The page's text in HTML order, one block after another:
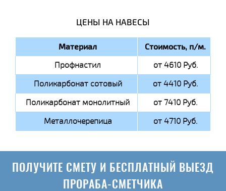
ЦЕНЫ НА НАВЕСЫ
Материал Стоимость, п/м.
Профнастил
от 4610 Руб.
Поликарбонат сотовый
от 4410 Руб.
Поликарбонат монолитный
от 7410 Руб.
Металлочерепица
от 4710 Руб.
ПОЛУЧИТЕ СМЕТУ И БЕСПЛАТНЫЙ ВЫЕЗД
ПРОРАБА-СМЕТЧИКА